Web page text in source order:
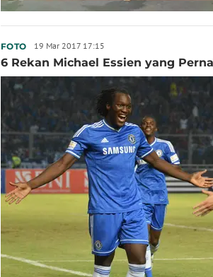
FOTO 19 Mar 2017 17:15
6 Rekan Michael Essien yang